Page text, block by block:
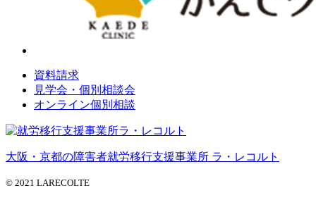
資料請求
見学会・個別相談会
オンライン個別相談
大阪・京都の障害者就労移行支援事業所 ラ・レコルト
© 2021 LARECOLTE